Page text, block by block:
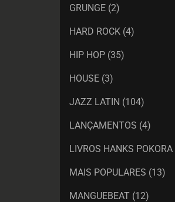
GRUNGE (2)
HARD ROCK (4)
HIP HOP (35)
HOUSE (3)
JAZZ LATIN (104)
LANÇAMENTOS (4)
LIVROS HANKS POKORA
MAIS POPULARES (13)
MANGUEBEAT (12)